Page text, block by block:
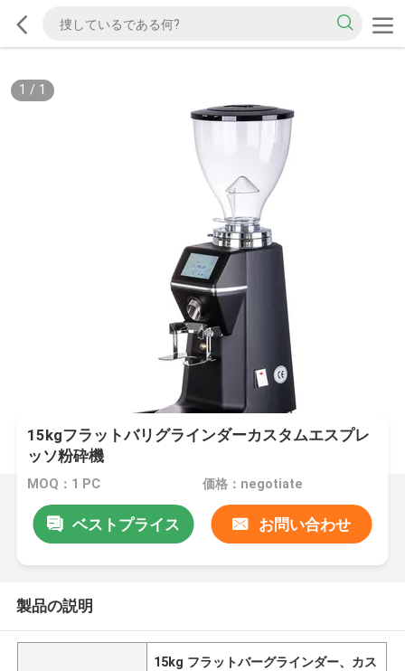
1 / 1
15kgフラットバリグラインダーカスタムエスプレ
ッソ粉砕機
MOQ：1 PC 価格：negotiate
ベストプライス お問い合わせ
製品の説明
15kg フラットバーグラインダー、カス